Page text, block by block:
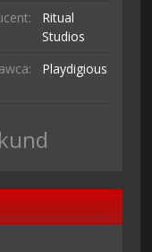
Ritual
Studios
Playdigious